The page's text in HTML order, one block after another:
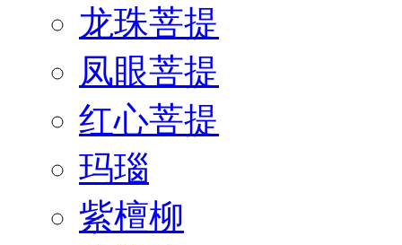
龙珠菩提
凤眼菩提
红心菩提
玛瑙
紫檀柳